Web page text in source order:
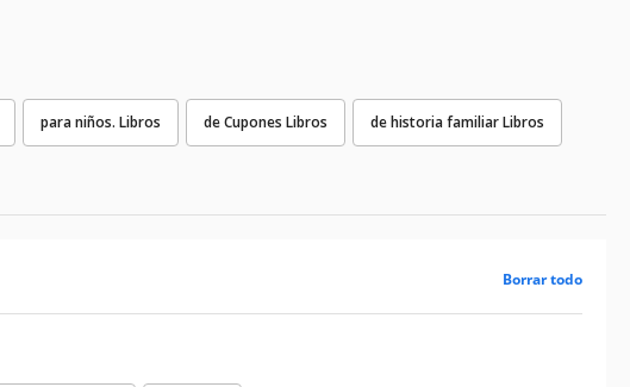
para niños. Libros de Cupones Libros de historia familiar Libros
Borrar todo